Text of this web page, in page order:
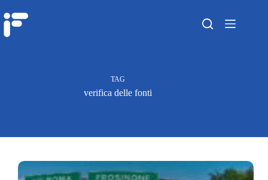
TAG
verifica delle fonti